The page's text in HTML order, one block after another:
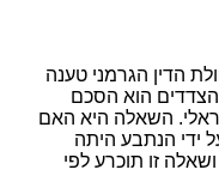
הדין הגרמני טענה
הוא הסכם
השאלה היא האם
ידי הנתבע היתה
זו תוכרע לפי